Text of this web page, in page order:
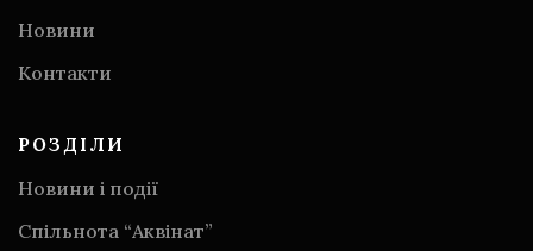
Новини
Контакти
РОЗДІЛИ
Новини і події
Спільнота “Аквінат”